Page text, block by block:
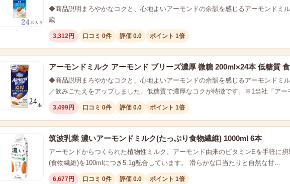
◆商品説明まろやかなコクと、心地よいアーモンドの余韻を感じるアーモンド
蔵
3,312円 口コミ 0件 評価 0.0 ポイント 1倍
アーモンドミルク アーモンド ブリーズ濃厚 微糖 200ml×24本 低糖質
◆商品説明まろやかなコクと、心地よいアーモンドの余韻を感じるアーモンドミ
／飲みごたえをアップしました。低糖質で濃厚なコクが特徴です。※1当社「ア
3,499円 口コミ 0件 評価 0.0 ポイント 1倍
筑波乳業 濃いアーモンドミルク(たっぷり食物繊維) 1000ml 6本
アーモンドからつくられた植物性ミルク。アーモンド由来のビタミンEを手軽に
(食物繊維)を100mlにつき5.1g配合しています。 滑らかな口当たりと自然な甘…
6,677円 口コミ 0件 評価 0.0 ポイント 1倍